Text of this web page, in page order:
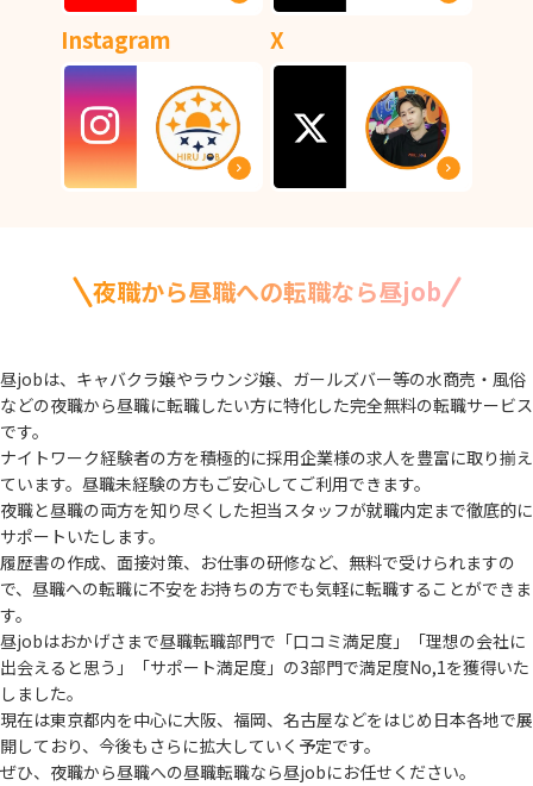
Instagram X
夜職から昼職への転職なら昼job
昼jobは、キャバクラ嬢やラウンジ嬢、ガールズバー等の水商売・風俗
などの夜職から昼職に転職したい方に特化した完全無料の転職サービス
です。
ナイトワーク経験者の方を積極的に採用企業様の求人を豊富に取り揃え
ています。 昼職未経験の方もご安心してご利用できます。
夜職と昼職の両方を知り尽くした担当スタッフが就職内定まで徹底的に
サポートいたします。
履歴書の作成、面接対策、お仕事の研修など、無料で受けられますの
で、 昼職への転職に不安をお持ちの方でも気軽に転職することができま
す。
昼jobはおかげさまで昼職転職部門で「口コミ満足度」「理想の会社に
出会えると思う」
「サポート満足度」の3部門で満足度No,1を獲得いた
しました。
現在は東京都内を中心に大阪、福岡、名古屋などをはじめ日本各地で展
開しており、 今後もさらに拡大していく予定です。
ぜひ、夜職から昼職への昼職転職なら昼jobにお任せください。